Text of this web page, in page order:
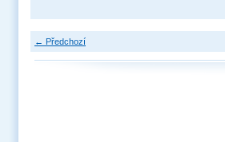
← Předchozí